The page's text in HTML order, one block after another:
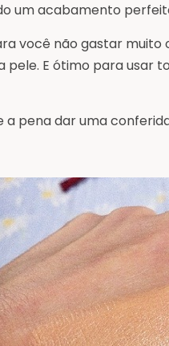
um acabamento
não gastar muito
E ótimo para usar
a pena dar uma